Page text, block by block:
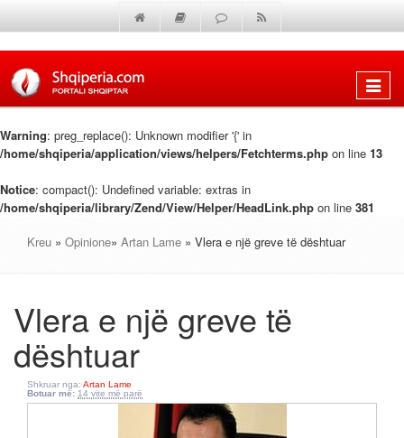
Shfaq
Warning: preg_replace(): Unknown modifier '{' in
/home/shqiperia/application/views/helpers/Fetchterms.php on line 13
Notice: compact(): Undefined variable: extras in
/home/shqiperia/library/Zend/View/Helper/HeadLink.php on line 381
Kreu » Opinione» Artan Lame » Vlera e një greve të dështuar
Vlera e një greve të
dështuar
Shkruar nga: Artan Lame
Botuar më: 14 vite më parë